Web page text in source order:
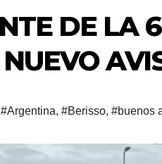
DE LA
#Argentina, #Berisso, #buenos